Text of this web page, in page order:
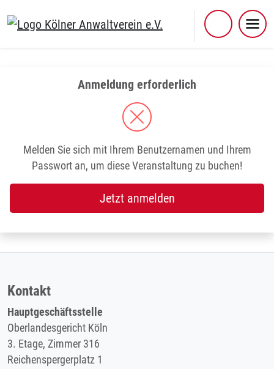
Anmeldung erforderlich
Melden Sie sich mit Ihrem Benutzernamen und Ihrem
Passwort an, um diese Veranstaltung zu buchen!
Jetzt anmelden
Kontakt
Hauptgeschäftsstelle
Oberlandesgericht Köln
3. Etage, Zimmer 316
Reichenspergerplatz 1